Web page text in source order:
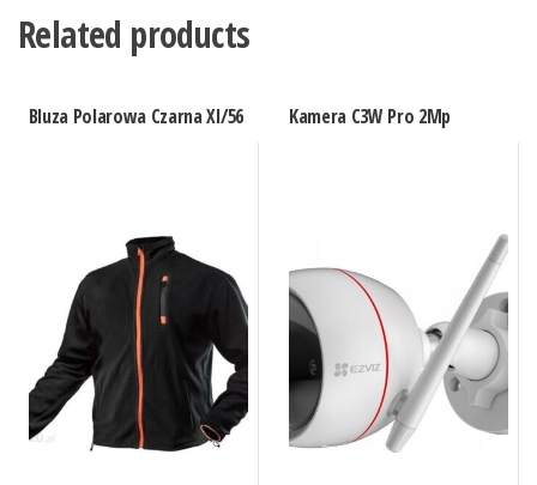
Related products
Bluza Polarowa Czarna Xl/56 Kamera C3W Pro 2Mp